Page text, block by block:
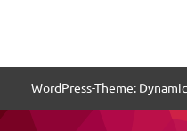
WordPress-Theme: